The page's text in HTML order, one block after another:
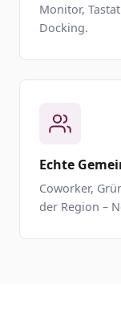
Monitor,
Docking.
Echte
Coworker,
der Region –